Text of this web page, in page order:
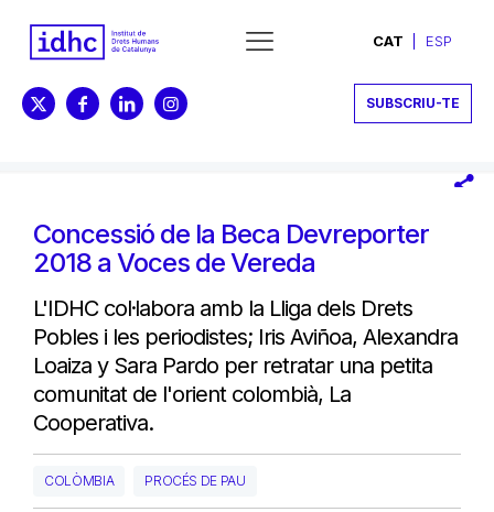
CAT ESP
SUBSCRIU-TE
Concessió de la Beca Devreporter
2018 a Voces de Vereda
L'IDHC col·labora amb la Lliga dels Drets
Pobles i les periodistes; Iris Aviñoa, Alexandra
Loaiza y Sara Pardo per retratar una petita
comunitat de l'orient colombià, La
Cooperativa.
COLÒMBIA PROCÉS DE PAU